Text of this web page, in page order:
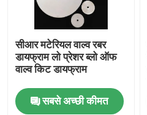
सीआर मटेरियल वाल्व रबर
डायफ्राम लो प्रेशर ब्लो ऑफ
वाल्व किट डायफ्राम
सबसे अच्छी कीमत